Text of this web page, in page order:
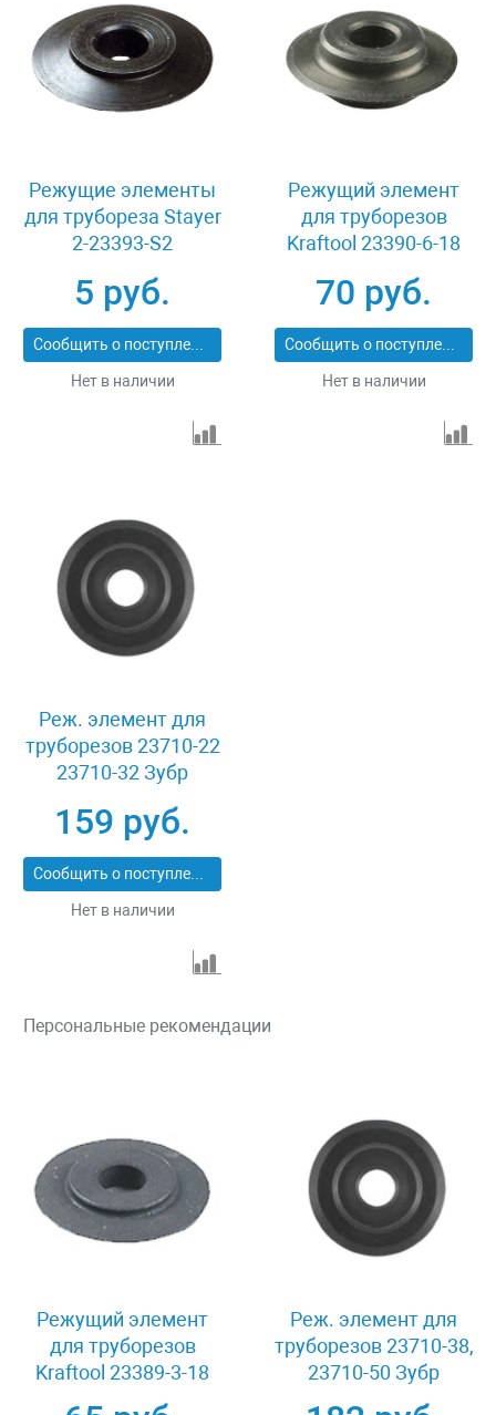
Режущие элементы
для трубореза Stayer
2-23393-S2
5 руб.
Сообщить о поступлении
Нет в наличии
Режущий элемент
для труборезов
Kraftool 23390-6-18
70 руб.
Сообщить о поступлении
Нет в наличии
Реж. элемент для
труборезов 23710-22
23710-32 Зубр
159 руб.
Сообщить о поступлении
Нет в наличии
Персональные рекомендации
Режущий элемент
для труборезов
Kraftool 23389-3-18
Реж. элемент для
труборезов 23710-38,
23710-50 Зубр
ЭКСПЕРТ 23711-6-18